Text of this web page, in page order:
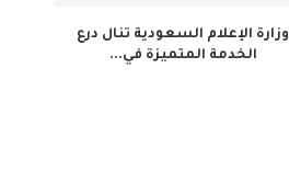
وزارة الإعلام السعودية تنال درع
الخدمة المتميزة في...